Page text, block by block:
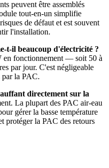
peuvent être assemblés
tout-en-un simplifie
de défaut et est souvent
l'installation.
t-il beaucoup d'électricité ?
en fonctionnement — soit 50 à
par jour. C'est négligeable
par la PAC.
directement sur la
La plupart des PAC air-eau
gérer la basse température
protéger la PAC des retours